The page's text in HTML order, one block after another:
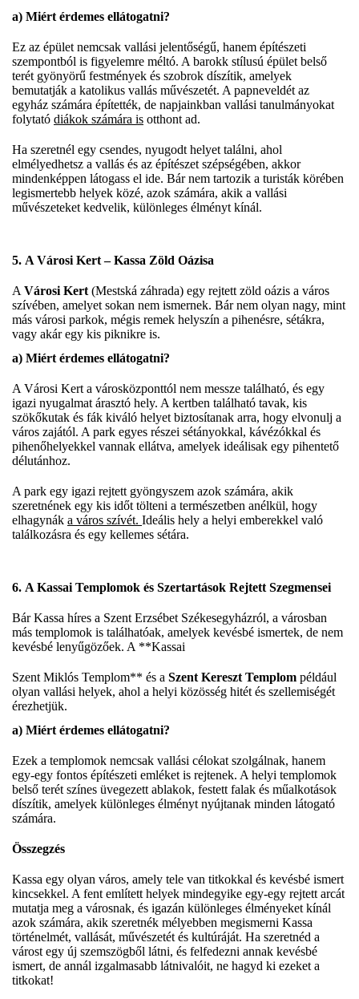
a) Miért érdemes ellátogatni?
Ez az épület nemcsak vallási jelentőségű, hanem építészeti
szempontból is figyelemre méltó. A barokk stílusú épület belső
terét gyönyörű festmények és szobrok díszítik, amelyek
bemutatják a katolikus vallás művészetét. A papneveldét az
egyház számára építették, de napjainkban vallási tanulmányokat
folytató diákok számára is otthont ad.
Ha szeretnél egy csendes, nyugodt helyet találni, ahol
elmélyedhetsz a vallás és az építészet szépségében, akkor
mindenképpen látogass el ide. Bár nem tartozik a turisták körében
legismertebb helyek közé, azok számára, akik a vallási
művészeteket kedvelik, különleges élményt kínál.
5. A Városi Kert – Kassa Zöld Oázisa
A Városi Kert (Mestská záhrada) egy rejtett zöld oázis a város
szívében, amelyet sokan nem ismernek. Bár nem olyan nagy, mint
más városi parkok, mégis remek helyszín a pihenésre, sétákra,
vagy akár egy kis piknikre is.
a) Miért érdemes ellátogatni?
A Városi Kert a városközponttól nem messze található, és egy
igazi nyugalmat árasztó hely. A kertben található tavak, kis
szökőkutak és fák kiváló helyet biztosítanak arra, hogy elvonulj a
város zajától. A park egyes részei sétányokkal, kávézókkal és
pihenőhelyekkel vannak ellátva, amelyek ideálisak egy pihentető
délutánhoz.
A park egy igazi rejtett gyöngyszem azok számára, akik
szeretnének egy kis időt tölteni a természetben anélkül, hogy
elhagynák a város szívét. Ideális hely a helyi emberekkel való
találkozásra és egy kellemes sétára.
6. A Kassai Templomok és Szertartások Rejtett Szegmensei
Bár Kassa híres a Szent Erzsébet Székesegyházról, a városban
más templomok is találhatóak, amelyek kevésbé ismertek, de nem
kevésbé lenyűgözőek. A **Kassai
Szent Miklós Templom** és a Szent Kereszt Templom például
olyan vallási helyek, ahol a helyi közösség hitét és szellemiségét
érezhetjük.
a) Miért érdemes ellátogatni?
Ezek a templomok nemcsak vallási célokat szolgálnak, hanem
egy-egy fontos építészeti emléket is rejtenek. A helyi templomok
belső terét színes üvegezett ablakok, festett falak és műalkotások
díszítik, amelyek különleges élményt nyújtanak minden látogató
számára.
Összegzés
Kassa egy olyan város, amely tele van titkokkal és kevésbé ismert
kincsekkel. A fent említett helyek mindegyike egy-egy rejtett arcát
mutatja meg a városnak, és igazán különleges élményeket kínál
azok számára, akik szeretnék mélyebben megismerni Kassa
történelmét, vallását, művészetét és kultúráját. Ha szeretnéd a
várost egy új szemszögből látni, és felfedezni annak kevésbé
ismert, de annál izgalmasabb látnivalóit, ne hagyd ki ezeket a
titkokat!